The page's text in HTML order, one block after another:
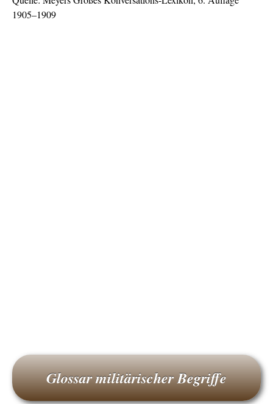
1905–1909
Glossar militärischer Begriffe